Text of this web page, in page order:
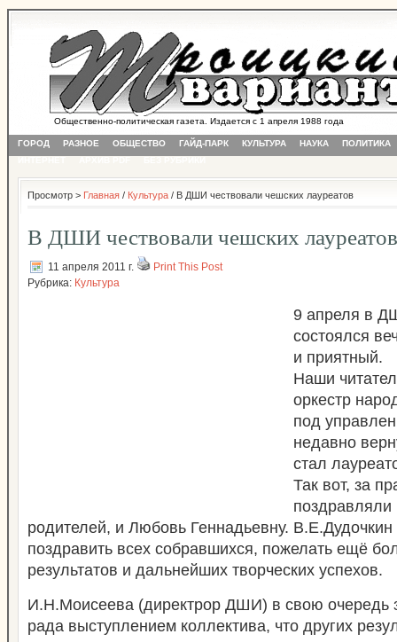
Общественно-политическая газета. Издается с 1 апреля 1988 года
ГОРОД РАЗНОЕ ОБЩЕСТВО ГАЙД-ПАРК КУЛЬТУРА НАУКА
ПОЛИТИКА
Просмотр > Главная / Культура / В ДШИ чествовали чешских лауреатов
В ДШИ чествовали чешских лауреатов
11 апреля 2011 г.
Print This Post
Рубрика: Культура
9 апреля в
состоялся
и приятный.
Наши
оркестр
под
недавно
стал
Так вот, за
поздравляли
родителей, и Любовь Геннадьевну.
поздравить всех собравшихся, пожелать ещё
результатов и дальнейших творческих успехов.
И.Н.Моисеева (директрор ДШИ) в свою очередь
рада выступлением коллектива, что других